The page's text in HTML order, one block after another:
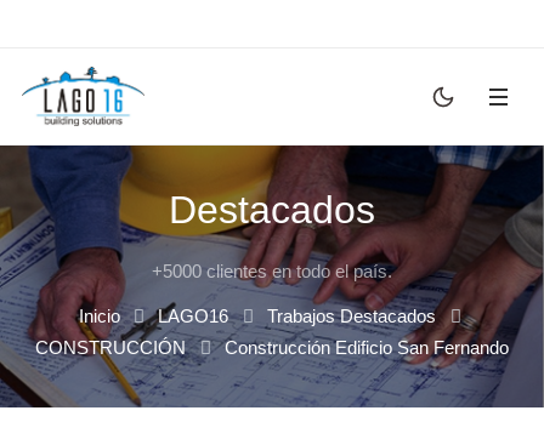
Destacados
+5000 clientes en todo el país.
Inicio LAGO16
Trabajos Destacados
CONSTRUCCIÓN
Construcción Edificio San Fernando